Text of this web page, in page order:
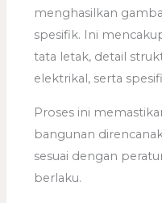
menghasilkan
spesifik. Ini
tata letak, detail
elektrikal, serta
Proses ini
bangunan
sesuai dengan
berlaku.